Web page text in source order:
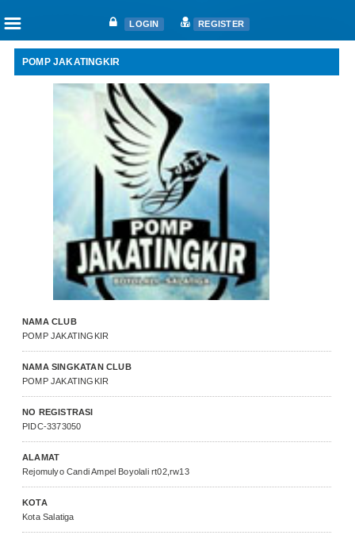
Home
Nat. Ace Candidate
Nat. Ace Champions
One Loft Race
Download
Auctions
Shop
☰ LOGIN REGISTER
POMP JAKATINGKIR
NAMA CLUB
POMP JAKATINGKIR
NAMA SINGKATAN CLUB
POMP JAKATINGKIR
NO REGISTRASI
PIDC-3373050
ALAMAT
Rejomulyo Candi Ampel Boyolali rt02,rw13
KOTA
Kota Salatiga